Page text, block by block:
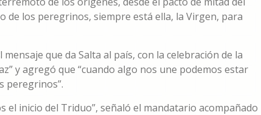
de los peregrinos, siempre está ella, la Virgen, para
que da Salta al país, con la celebración de la
y agregó que “cuando algo nos une podemos estar
peregrinos”.
inicio del Triduo”, señaló el mandatario acompañado